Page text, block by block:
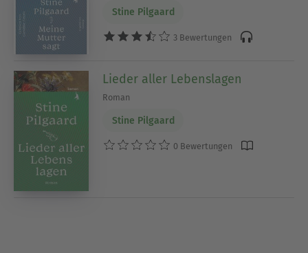
Stine Pilgaard
3 Bewertungen
Lieder aller Lebenslagen
Roman
Stine Pilgaard
0 Bewertungen